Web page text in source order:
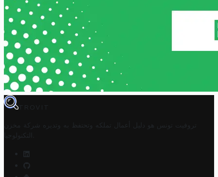
TROVIT
تروفيت تونس هو دليل أعمال تملكه وتحتفظ به وتديره
شركة مخزن
التكنولوجيا